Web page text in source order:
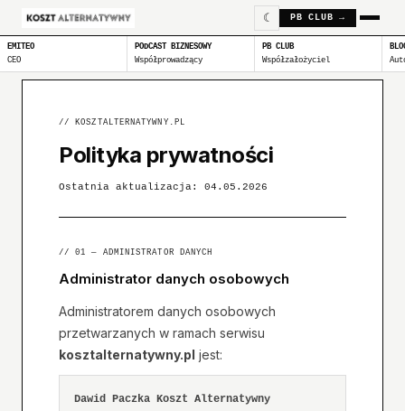
☾ PB CLUB →
EMITEO
CEO
PODCAST BIZNESOWY
Współprowadzący
PB CLUB
Współzałożyciel
// KOSZTALTERNATYWNY.PL
Polityka prywatności
Ostatnia aktualizacja: 04.05.2026
// 01 — ADMINISTRATOR DANYCH
Administrator danych osobowych
Administratorem danych osobowych
przetwarzanych w ramach serwisu
kosztalternatywny.pl jest:
Dawid Paczka Koszt Alternatywny